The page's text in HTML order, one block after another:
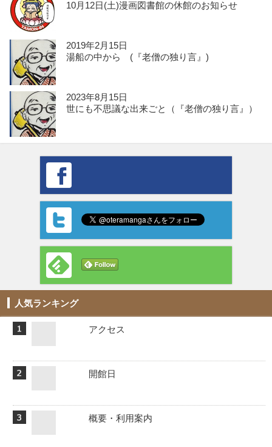
10月12日(土)漫画図書館の休館のお知らせ
2019年2月15日
湯船の中から (『老僧の独り言』)
2023年8月15日
世にも不思議な出来ごと（『老僧の独り言』）
人気ランキング
アクセス
開館日
概要・利用案内